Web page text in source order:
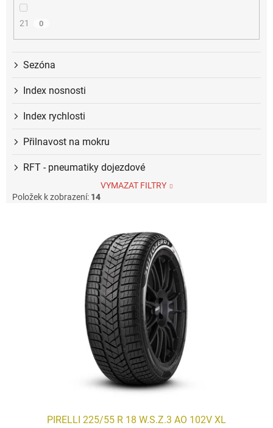
21 0
Sezóna
Index nosnosti
Index rychlosti
Přilnavost na mokru
RFT - pneumatiky dojezdové
VYMAZAT FILTRY
Položek k zobrazení: 14
PIRELLI 225/55 R 18 W.S.Z.3 AO 102V XL